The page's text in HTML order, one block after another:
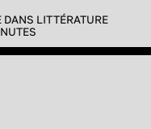
DANS LITTÉRATURE